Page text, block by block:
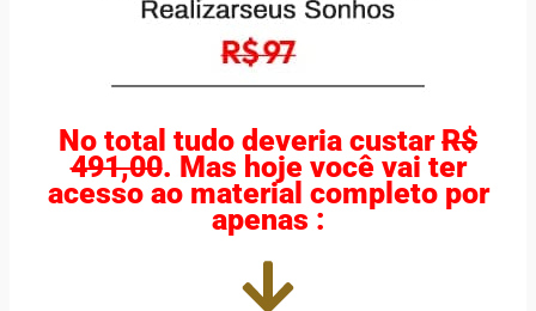
No total tudo deveria custarR$
491,00. Mas hoje você vai ter
acesso ao material completo por
apenas :